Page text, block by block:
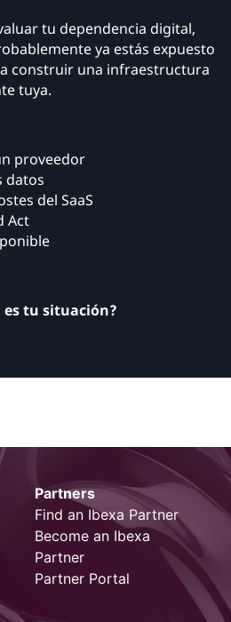
tu dependencia digital,
ya estás expuesto
construir una infraestructura
tuya.
proveedor
datos
del SaaS
Act
es tu situación?